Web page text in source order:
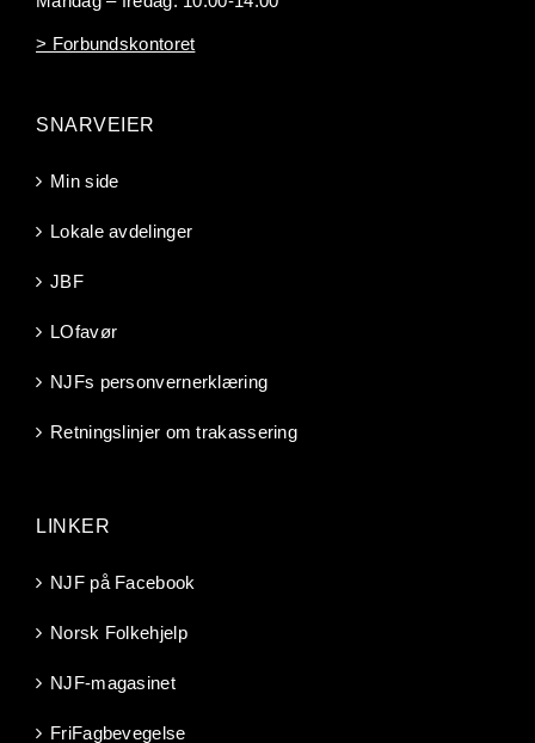
> Forbundskontoret
SNARVEIER
Min side
Lokale avdelinger
JBF
LOfavør
NJFs personvernerklæring
Retningslinjer om trakassering
LINKER
NJF på Facebook
Norsk Folkehjelp
NJF-magasinet
FriFagbevegelse